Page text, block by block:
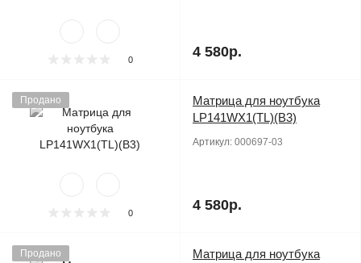
0 4 580р.
Продано
0
Матрица для ноутбука
LP141WX1(TL)(B3)
Артикул: 000697-03
4 580р.
Продано
Матрица для ноутбука